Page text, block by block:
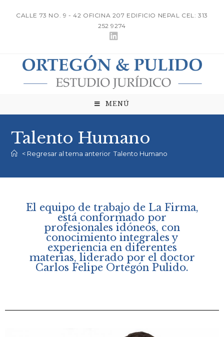
CALLE 73 NO. 9 - 42 OFICINA 207 EDIFICIO NEPAL CEL: 313
252 9274
MENÚ
Talento Humano
< Regresar al tema anterior Talento Humano
El equipo de trabajo de La Firma,
está conformado por
profesionales idóneos, con
conocimiento integrales y
experiencia en diferentes
materias, liderado por el doctor
Carlos Felipe Ortegón Pulido.